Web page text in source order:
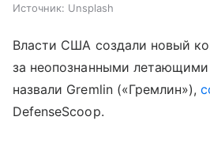
Источник: Unsplash
Власти США создали новый
за неопознанными летающими
назвали Gremlin («Гремлин»),
DefenseScoop.